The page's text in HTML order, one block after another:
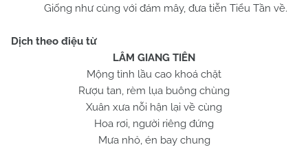
Giống như cùng với đám mây, đưa tiễn Tiểu Tần về.
Dịch theo điệu từ
LÂM GIANG TIÊN
Mộng tỉnh lầu cao khoá chặt
Rượu tan, rèm lụa buông chùng
Xuân xưa nỗi hận lại về cùng
Hoa rơi, người riêng đứng
Mưa nhỏ, én bay chung